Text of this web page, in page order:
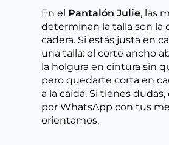
En el Pantalón Julie, las
determinan la talla son la
cadera. Si estás justa en
una talla: el corte ancho
la holgura en cintura sin
pero quedarte corta en
a la caída. Si tienes
por WhatsApp con tus
orientamos.